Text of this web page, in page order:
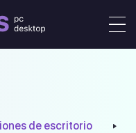
de escritorio